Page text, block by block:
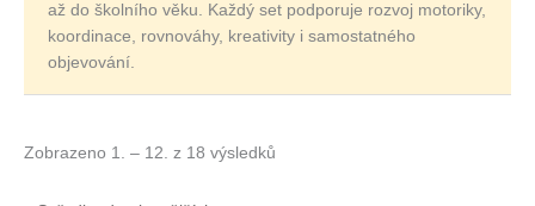
až do školního věku. Každý set podporuje rozvoj motoriky,
koordinace, rovnováhy, kreativity i samostatného
objevování.
Zobrazeno 1. – 12. z 18 výsledků